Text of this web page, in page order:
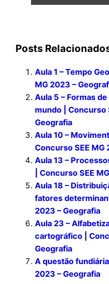
Posts
Aula 1 – Tempo
MG 2023 –
Aula 5 – Formas
mundo | Concurso
Geografia
Aula 10 –
Concurso SEE MG
Aula 13 –
| Concurso SEE
Aula 18 –
fatores
2023 – Geografia
Aula 23 –
cartográfico |
Geografia
A questão
2023 – Geografia